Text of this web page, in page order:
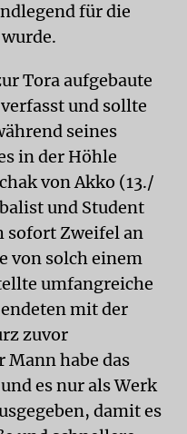
für die
Tora aufgebaute
und sollte
seines
in der Höhle
von Akko (13./
und Student
sofort Zweifel an
von solch einem
umfangreiche
mit der
zuvor
Mann habe das
es nur als Werk
damit es